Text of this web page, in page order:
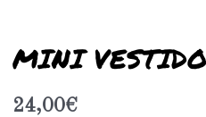
MINI
24,00€
MINI
DE